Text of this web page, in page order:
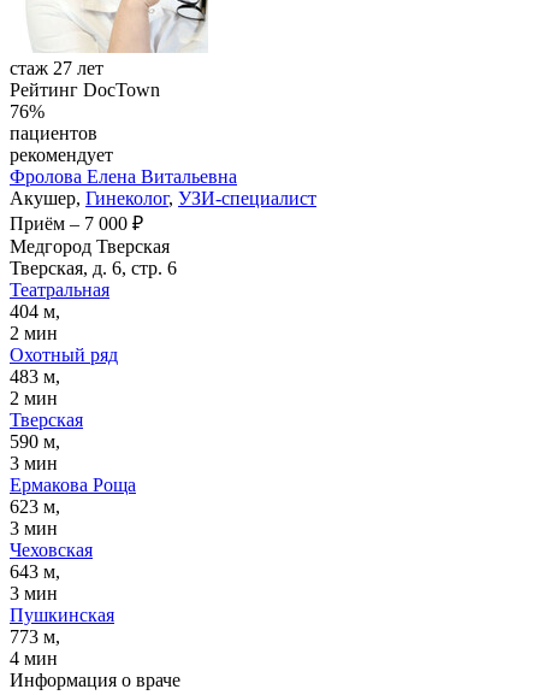
стаж 27 лет
Рейтинг DocTown
76%
пациентов
рекомендует
Фролова Елена Витальевна
Акушер, Гинеколог, УЗИ-специалист
Приём – 7 000 ₽
Медгород Тверская
Тверская, д. 6, стр. 6
Театральная
404 м,
2 мин
Охотный ряд
483 м,
2 мин
Тверская
590 м,
3 мин
Ермакова Роща
623 м,
3 мин
Чеховская
643 м,
3 мин
Пушкинская
773 м,
4 мин
Информация о враче